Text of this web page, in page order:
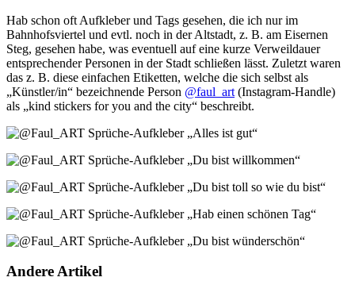
Hab schon oft Aufkleber und Tags gesehen, die ich nur im
Bahnhofsviertel und evtl. noch in der Altstadt, z. B. am Eisernen
Steg, gesehen habe, was eventuell auf eine kurze Verweildauer
entsprechender Personen in der Stadt schließen lässt. Zuletzt waren
das z. B. diese einfachen Etiketten, welche die sich selbst als
„Künstler/in“ bezeichnende Person @faul_art (Instagram-Handle)
als „kind stickers for you and the city“ beschreibt.
Andere Artikel